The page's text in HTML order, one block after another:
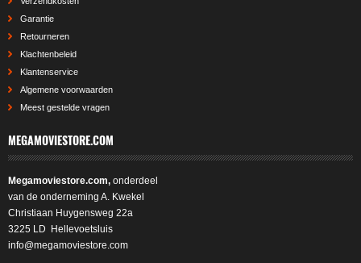
Garantie
Retourneren
Klachtenbeleid
Klantenservice
Algemene voorwaarden
Meest gestelde vragen
MEGAMOVIESTORE.COM
Megamoviestore.com, onderdeel
van de onderneming A. Kwekel
Christiaan Huygensweg 22a
3225 LD Hellevoetsluis
info@megamoviestore.com